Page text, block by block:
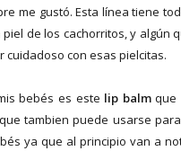
me gustó. Esta línea tiene
de los cachorritos, y algún
con esas pielcitas.
bebés es este lip balmque
tambien puede usarse
ya que al principio van a